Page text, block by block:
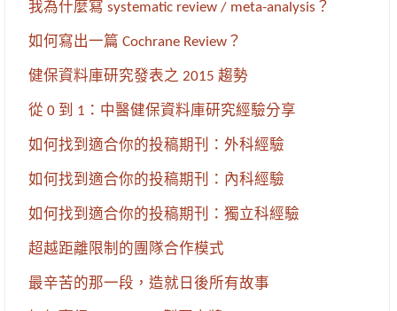
我為什麼寫 systematic review / meta-analysis？
如何寫出一篇 Cochrane Review？
健保資料庫研究發表之 2015 趨勢
從 0 到 1：中醫健保資料庫研究經驗分享
如何找到適合你的投稿期刊：外科經驗
如何找到適合你的投稿期刊：內科經驗
如何找到適合你的投稿期刊：獨立科經驗
超越距離限制的團隊合作模式
最辛苦的那一段，造就日後所有故事